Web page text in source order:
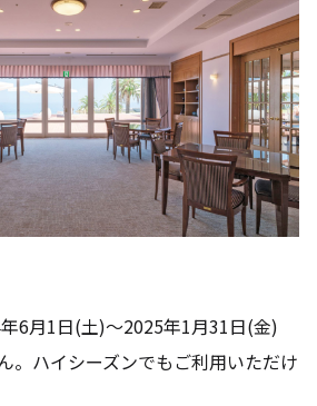
6月1日(土)～2025年1月31日(金)
。ハイシーズンでもご利用いただけ